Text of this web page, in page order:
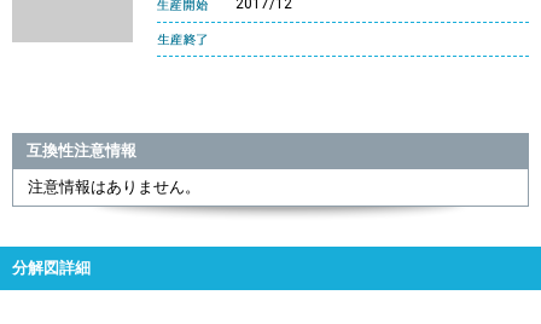
2017/12
互換性注意情報
注意情報はありません。
分解図詳細